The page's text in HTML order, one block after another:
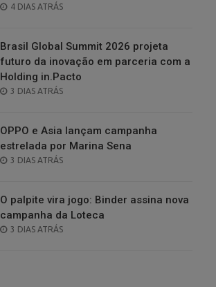
POSTED
4 DIAS ATRÁS
Brasil Global Summit 2026 projeta
futuro da inovação em parceria com a
Holding in.Pacto
POSTED
3 DIAS ATRÁS
OPPO e Asia lançam campanha
estrelada por Marina Sena
POSTED
3 DIAS ATRÁS
O palpite vira jogo: Binder assina nova
campanha da Loteca
POSTED
3 DIAS ATRÁS